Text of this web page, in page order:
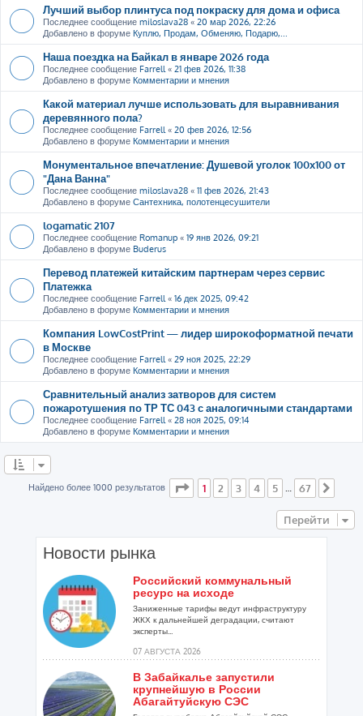
Лучший выбор плинтуса под покраску для дома и офиса
Последнее сообщение miloslava28 « 20 мар 2026, 22:26
Добавлено в форуме Куплю, Продам, Обменяю, Подарю,...
Наша поездка на Байкал в январе 2026 года
Последнее сообщение Farrell « 21 фев 2026, 11:38
Добавлено в форуме Комментарии и мнения
Какой материал лучше использовать для выравнивания
деревянного пола?
Последнее сообщение Farrell « 20 фев 2026, 12:56
Добавлено в форуме Комментарии и мнения
Монументальное впечатление: Душевой уголок 100х100 от
"Дана Ванна"
Последнее сообщение miloslava28 « 11 фев 2026, 21:43
Добавлено в форуме Сантехника, полотенцесушители
logamatic 2107
Последнее сообщение Romanup « 19 янв 2026, 09:21
Добавлено в форуме Buderus
Перевод платежей китайским партнерам через сервис
Платежка
Последнее сообщение Farrell « 16 дек 2025, 09:42
Добавлено в форуме Комментарии и мнения
Компания LowCostPrint — лидер широкоформатной печати
в Москве
Последнее сообщение Farrell « 29 ноя 2025, 22:29
Добавлено в форуме Комментарии и мнения
Сравнительный анализ затворов для систем
пожаротушения по ТР ТС 043 с аналогичными стандартами
Последнее сообщение Farrell « 28 ноя 2025, 09:14
Добавлено в форуме Комментарии и мнения
Найдено более 1000 результатов Страница из 67
1 2 3 4 5 67
Перейти
Новости рынка
Российский коммунальный
ресурс на исходе
Заниженные тарифы ведут инфраструктуру
ЖКХ к дальнейшей деградации, считают
эксперты...
07 АВГУСТА 2026
В Забайкалье запустили
крупнейшую в России
Абагайтуйскую СЭС